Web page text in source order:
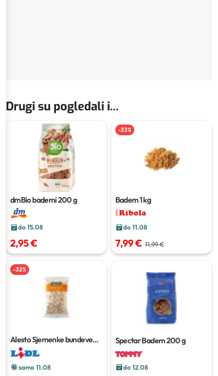
Drugi su pogledali i...
dmBio bademi200 g
do 15.08
2,95 €
-33%
Badem1 kg
do 11.08
7,99 € 11,99 €
-32%
Alesto Sjemenke bundeve
250 g
samo 11.08
Spectar Badem200 g
do 12.08